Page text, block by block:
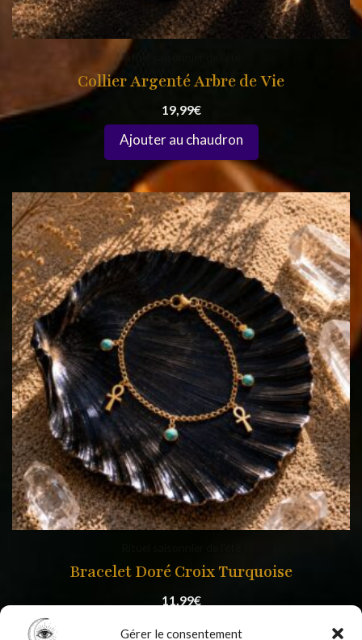
Gérer le consentement
Rituel saisonnier de l'été
Collier Argenté Arbre de Vie
19,99€
Bracelet Doré Croix Turquoise
11,99€